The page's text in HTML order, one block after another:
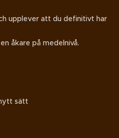
upplever att du definitivt har
åkare på medelnivå.
sätt